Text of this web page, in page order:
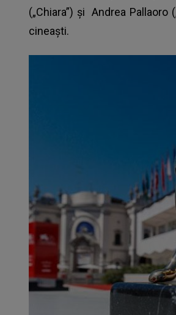
(„Chiara”) şi Andrea
cineaști.